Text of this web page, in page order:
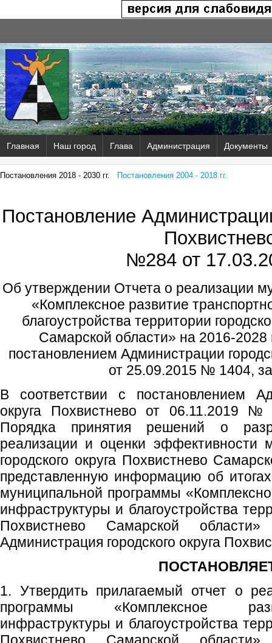
Главная Наш город Глава Администрация Документы
Постановления 2018 - 2030 гг. Постановления 2004 - 2018 гг.
Постановление
№284 от
Об утверждении Отчета о реализации
«Комплексное развитие
благоустройства территории
Самарской области» на 2016-2028
постановлением Администрации
от 25.09.2015 № 1404,
В соответствии с постановлением
округа Похвистнево от 06.11.2019
Порядка принятия решений о
реализации и оценки эффективности
городского округа Похвистнево
представленную информацию об
муниципальной программы
инфраструктуры и благоустройства
Похвистнево Самарской
Администрация городского округа
1. Утвердить прилагаемый отчет о
программы «Комплексное
инфраструктуры и благоустройства